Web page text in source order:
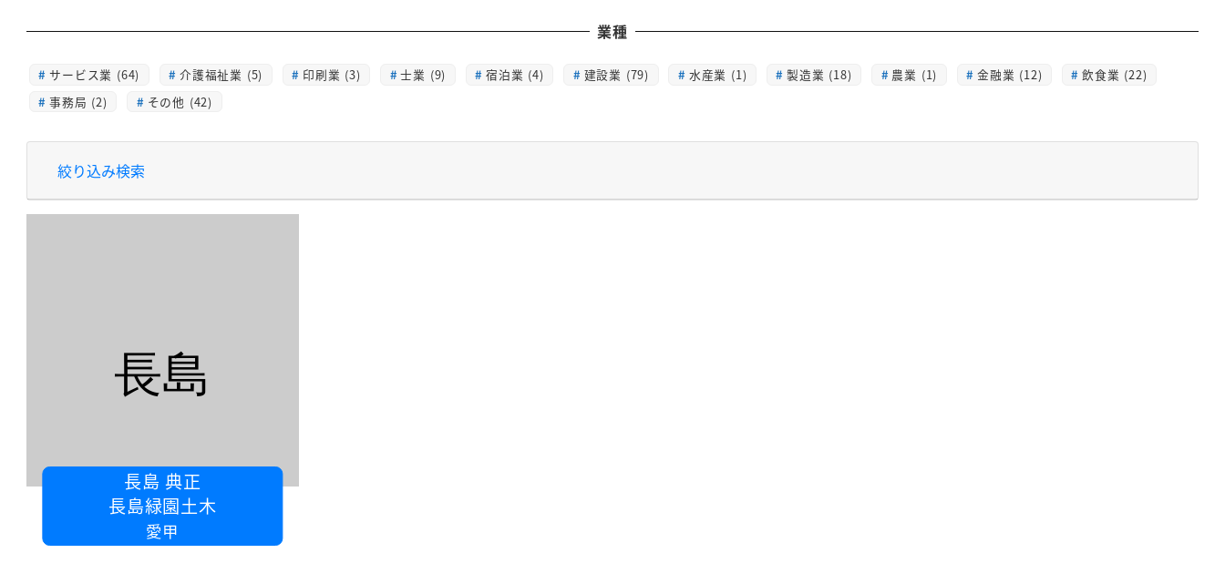
業種
サービス業 (64) 介護福祉業 (5) 印刷業 (3) 士業 (9) 宿泊業 (4) 建設業 (79) 水産業 (1) 製造業 (18) 農業 (1) 金融業 (12)
飲食業 (22)
事務局 (2)
その他 (42)
絞り込み検索
長島 典正
長島緑園土木
愛甲
長島